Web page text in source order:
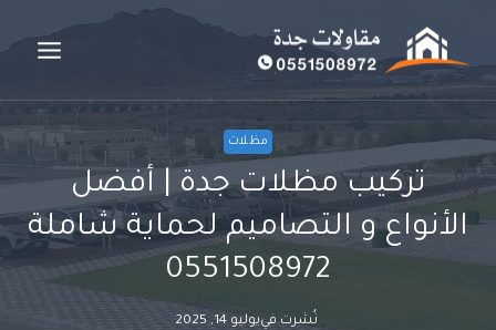
المحتوى
مظلات
تركيب مظلات جدة | أفضل
الأنواع و التصاميم لحماية شاملة
0551508972
نُشرت فييوليو 14, 2025